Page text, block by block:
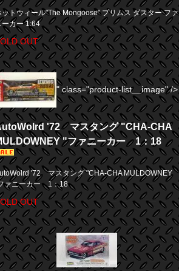
ットウィール"The Mongoose" プリムス ダスター ファ
ーカー 1:64
OUT
" class="product-list__image" />
'72 マスタング "CHA-CHA
"ファニーカー 1：18
'72 マスタング "CHA-CHA MULDOWNEY
ァニーカー 1：18
OUT